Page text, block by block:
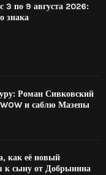
3 по 9 августа 2026:
знака
Роман Сивковский
и саблю Мазепы
как её новый
к сыну от Добрынина